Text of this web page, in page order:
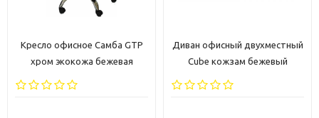
офисное Самба GTP
экокожа бежевая
Диван офисный двухместный
Cube кожзам бежевый